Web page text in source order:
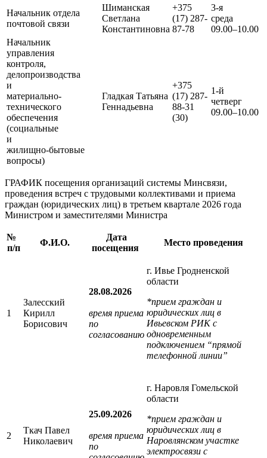
Начальник отдела
почтовой связи
Шиманская
Светлана
Константиновна
+375
(17) 287-
87-78
3-я
09.00–10.00
Начальник
управления
контроля,
делопроизводства
и
материально-
технического
обеспечения
(социальные
и
жилищно-бытовые
вопросы)
Гладкая Татьяна
Геннадьевна
+375
(17) 287-
88-31
(30)
1-й
09.00–10.00
ГРАФИК посещения организаций системы Минсвязи,
проведения встреч с трудовыми коллективами и приема
граждан (юридических лиц) в третьем квартале 2026 года
Министром и заместителями Министра
№
п/п
Ф.И.О.
Дата
посещения
Место проведения
1
Залесский
Кирилл
Борисович
28.08.2026
время приема
по
согласованию
г. Ивье Гродненской
области
*прием граждан и
юридических лиц в
Ивьевском РИК с
одновременным
подключением “прямой
телефонной линии”
2
Ткач Павел
Николаевич
25.09.2026
время приема
по
г. Наровля Гомельской
области
*прием граждан и
юридических лиц в
Наровлянском участке
электросвязи с